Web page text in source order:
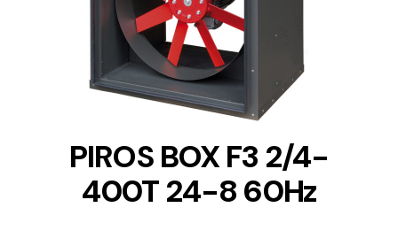
DETAILS
PIROS BOX F3 2/4-
400T 24-8 60Hz